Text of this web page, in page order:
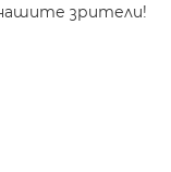
зрители!